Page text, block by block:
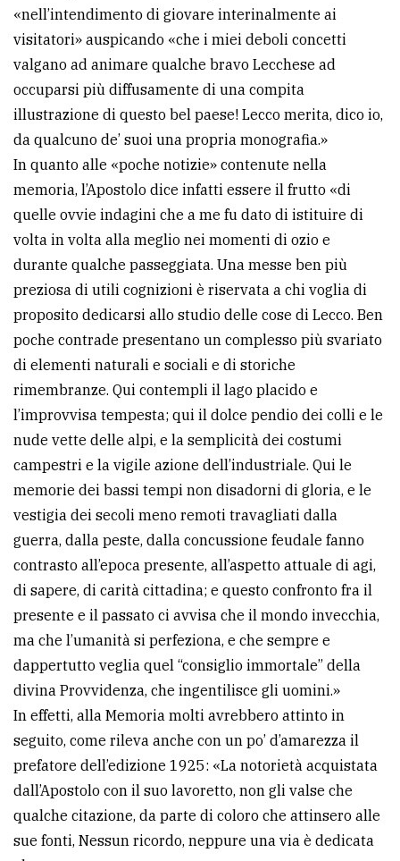
«nell’intendimento di giovare interinalmente ai
visitatori» auspicando «che i miei deboli concetti
valgano ad animare qualche bravo Lecchese ad
occuparsi più diffusamente di una compita
illustrazione di questo bel paese! Lecco merita, dico io,
da qualcuno de’ suoi una propria monografia.»
In quanto alle «poche notizie» contenute nella
memoria, l’Apostolo dice infatti essere il frutto «di
quelle ovvie indagini che a me fu dato di istituire di
volta in volta alla meglio nei momenti di ozio e
durante qualche passeggiata. Una messe ben più
preziosa di utili cognizioni è riservata a chi voglia di
proposito dedicarsi allo studio delle cose di Lecco. Ben
poche contrade presentano un complesso più svariato
di elementi naturali e sociali e di storiche
rimembranze. Qui contempli il lago placido e
l’improvvisa tempesta; qui il dolce pendio dei colli e le
nude vette delle alpi, e la semplicità dei costumi
campestri e la vigile azione dell’industriale. Qui le
memorie dei bassi tempi non disadorni di gloria, e le
vestigia dei secoli meno remoti travagliati dalla
guerra, dalla peste, dalla concussione feudale fanno
contrasto all’epoca presente, all’aspetto attuale di agi,
di sapere, di carità cittadina; e questo confronto fra il
presente e il passato ci avvisa che il mondo invecchia,
ma che l’umanità si perfeziona, e che sempre e
dappertutto veglia quel “consiglio immortale” della
divina Provvidenza, che ingentilisce gli uomini.»
In effetti, alla Memoria molti avrebbero attinto in
seguito, come rileva anche con un po’ d’amarezza il
prefatore dell’edizione 1925: «La notorietà acquistata
dall’Apostolo con il suo lavoretto, non gli valse che
qualche citazione, da parte di coloro che attinsero alle
sue fonti, Nessun ricordo, neppure una via è dedicata